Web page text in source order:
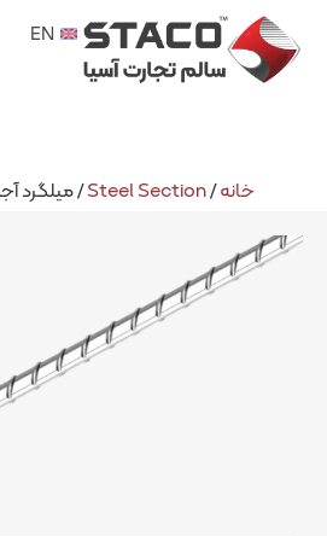
EN
Steel Section/ میلگرد آجدار جناقی سایز 20